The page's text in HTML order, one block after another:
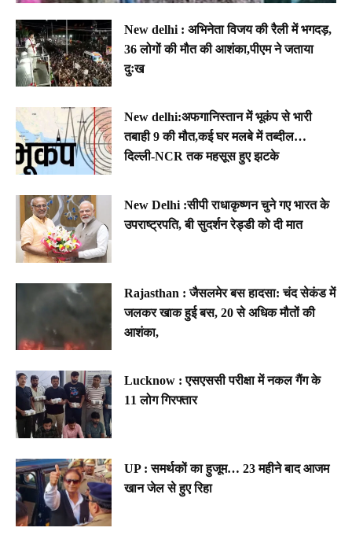
New delhi : अभिनेता विजय की रैली में भगदड़,
36 लोगों की मौत की आशंका,पीएम ने जताया
दुःख
New delhi:अफगानिस्तान में भूकंप से भारी
तबाही 9 की मौत,कई घर मलबे में तब्दील…
दिल्ली-NCR तक महसूस हुए झटके
New Delhi :सीपी राधाकृष्णन चुने गए भारत के
उपराष्ट्रपति, बी सुदर्शन रेड्डी को दी मात
Rajasthan : जैसलमेर बस हादसा: चंद सेकंड में
जलकर खाक हुई बस, 20 से अधिक मौतों की
आशंका,
Lucknow : एसएससी परीक्षा में नकल गैंग के
11 लोग गिरफ्तार
UP : समर्थकों का हुजूम… 23 महीने बाद आजम
खान जेल से हुए रिहा